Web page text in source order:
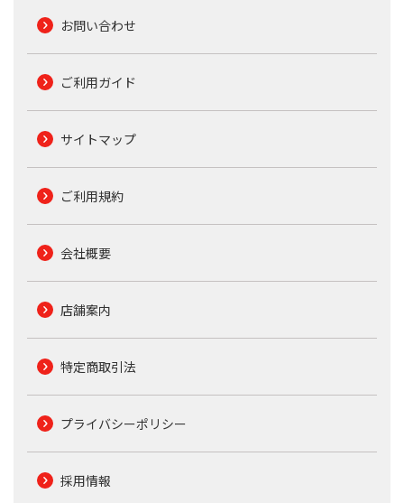
お問い合わせ
ご利用ガイド
サイトマップ
ご利用規約
会社概要
店舗案内
特定商取引法
プライバシーポリシー
採用情報